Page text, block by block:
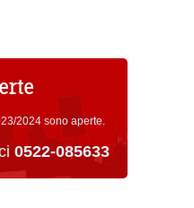
2024 sono aperte.
0522-085633